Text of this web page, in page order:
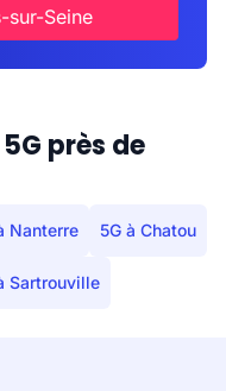
sur-Seine
près de
Nanterre 5G à Chatou
Sartrouville